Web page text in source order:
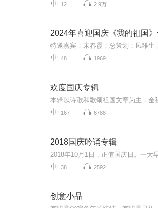
12 2.9万
2024年喜迎国庆《我的祖国
48 1969
欢度国庆专辑
167 6788
2018国庆吟诵专辑
38 2592
创意小品